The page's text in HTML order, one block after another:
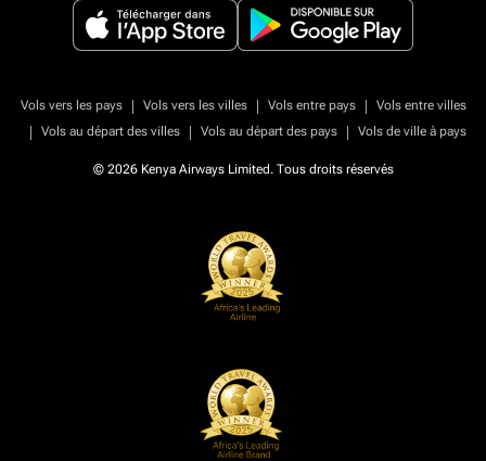
Vols vers les pays | Vols vers les villes | Vols entre pays |
Vols entre villes
|
Vols au départ des villes | Vols au départ des pays | Vols de ville à pays
© 2026 Kenya Airways Limited. Tous droits réservés